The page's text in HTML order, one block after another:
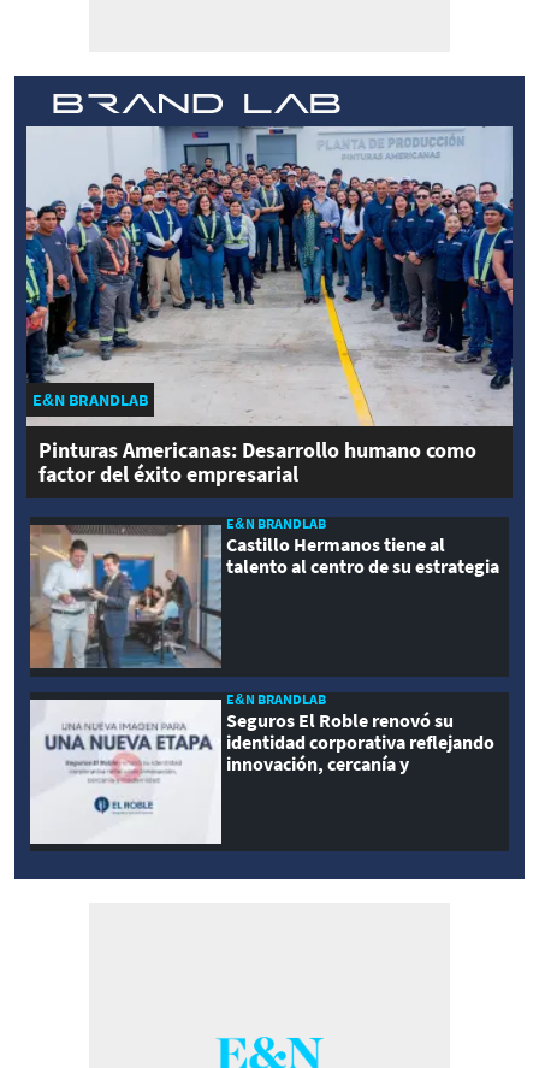
E&N BRANDLAB
Pinturas Americanas: Desarrollo humano como
factor del éxito empresarial
E&N BRANDLAB
Castillo Hermanos tiene al
talento al centro de su estrategia
E&N BRANDLAB
Seguros El Roble renovó su
identidad corporativa reflejando
innovación, cercanía y